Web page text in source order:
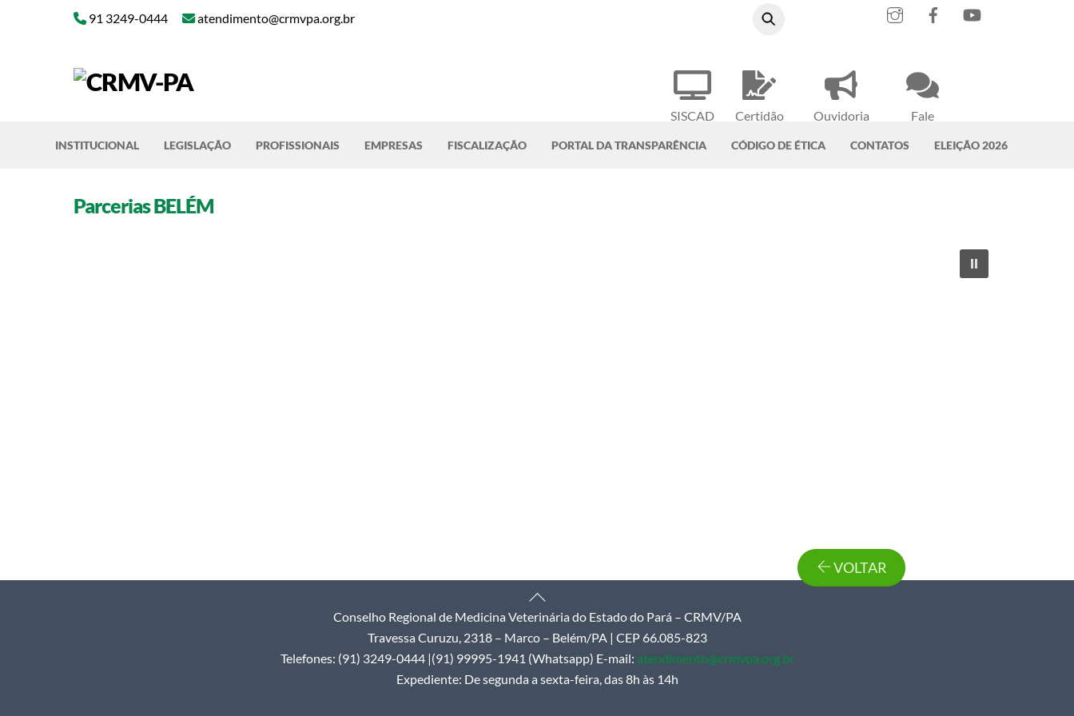
SISCAD
Certidão
Ouvidoria
Fale
91 3249-0444 atendimento@crmvpa.org.br
InstagramFacebook
INSTITUCIONAL LEGISLAÇÃO PROFISSIONAIS EMPRESAS FISCALIZAÇÃO PORTAL DA TRANSPARÊNCIA CÓDIGO DE ÉTICA CONTATOS ELEIÇÃO 2026
Parcerias BELÉM
VOLTAR
Back
To
Top
Conselho Regional de Medicina Veterinária do Estado do Pará – CRMV/PA
Travessa Curuzu, 2318 – Marco – Belém/PA | CEP 66.085-823
Telefones: (91) 3249-0444 |(91) 99995-1941 (Whatsapp) E-mail: atendimento@crmvpa.org.br
Expediente: De segunda a sexta-feira, das 8h às 14h